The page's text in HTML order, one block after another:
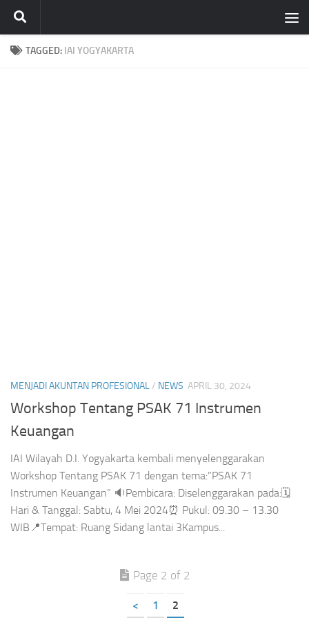
Skip to content
TAGGED: IAI YOGYAKARTA
MENJADI AKUNTAN PROFESIONAL/ NEWS APRIL 30, 2024
Workshop Tentang PSAK 71 Instrumen
Keuangan
IAI Wilayah D.I. Yogyakarta kembali menyelenggarakan
Workshop Tentang PSAK 71 dengan tema:”PSAK 71
Instrumen Keuangan” 🔉Pembicara: Diselenggarakan pada:🗓
Hari & Tanggal: Sabtu, 4 Mei 2024⏰ Pukul: 09.30 – 13.30
WIB📍Tempat: Ruang Sidang lantai 3Kampus...
Page 2 of 2
< 1 2